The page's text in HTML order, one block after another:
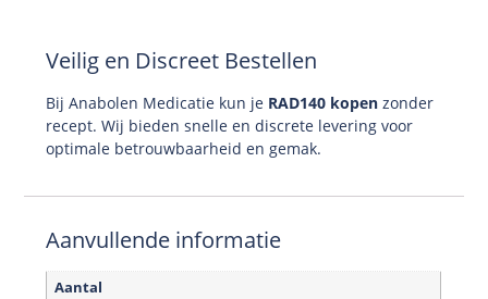
Veilig en Discreet Bestellen
Bij Anabolen Medicatie kun je RAD140 kopen zonder
recept. Wij bieden snelle en discrete levering voor
optimale betrouwbaarheid en gemak.
Aanvullende informatie
Aantal